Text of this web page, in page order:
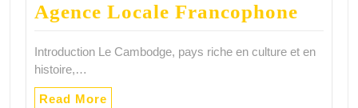
Agence Locale Francophone
Introduction Le Cambodge, pays riche en culture et en
histoire,…
Read More